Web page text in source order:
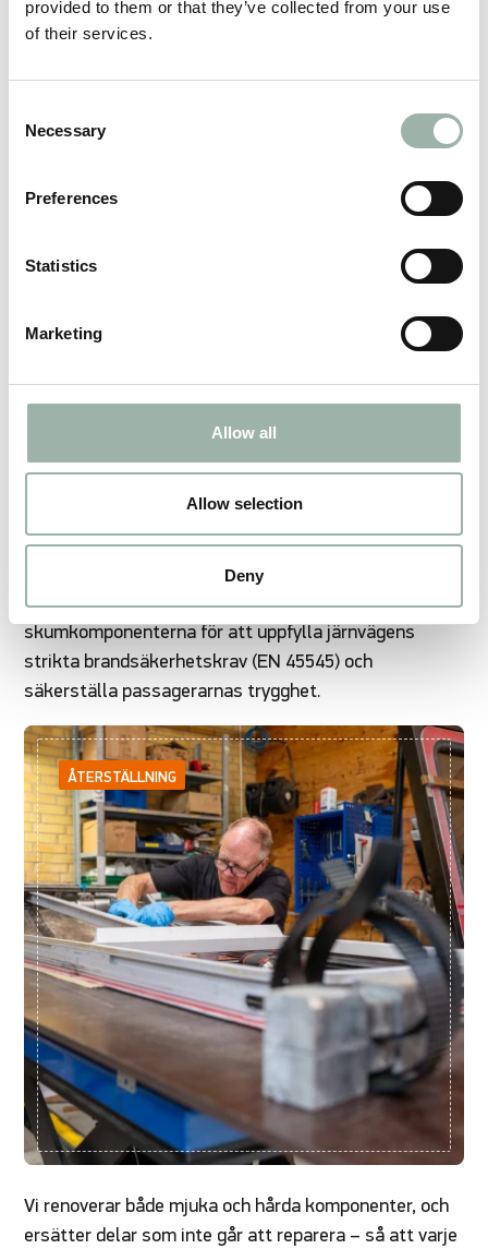
provided to them or that they’ve collected from your use
of their services.
Selection
Necessary
Preferences
Statistics
Marketing
Allow all
Allow selection
Deny
återställa delar till full funktion – och förlänger
minskas.
Vi adderar ett brandskyddande lager till
skumkomponenterna för att uppfylla järnvägens
strikta brandsäkerhetskrav (EN 45545) och
säkerställa passagerarnas trygghet.
ÅTERSTÄLLNING
Vi renoverar både mjuka och hårda komponenter, och
ersätter delar som inte går att reparera – så att varje